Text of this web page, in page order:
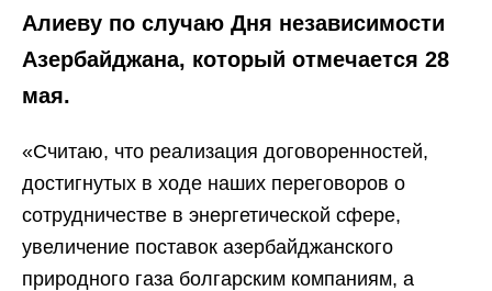
Алиеву по случаю Дня независимости
Азербайджана, который отмечается 28
мая.
«Считаю, что реализация договоренностей,
достигнутых в ходе наших переговоров о
сотрудничестве в энергетической сфере,
увеличение поставок азербайджанского
природного газа болгарским компаниям, а